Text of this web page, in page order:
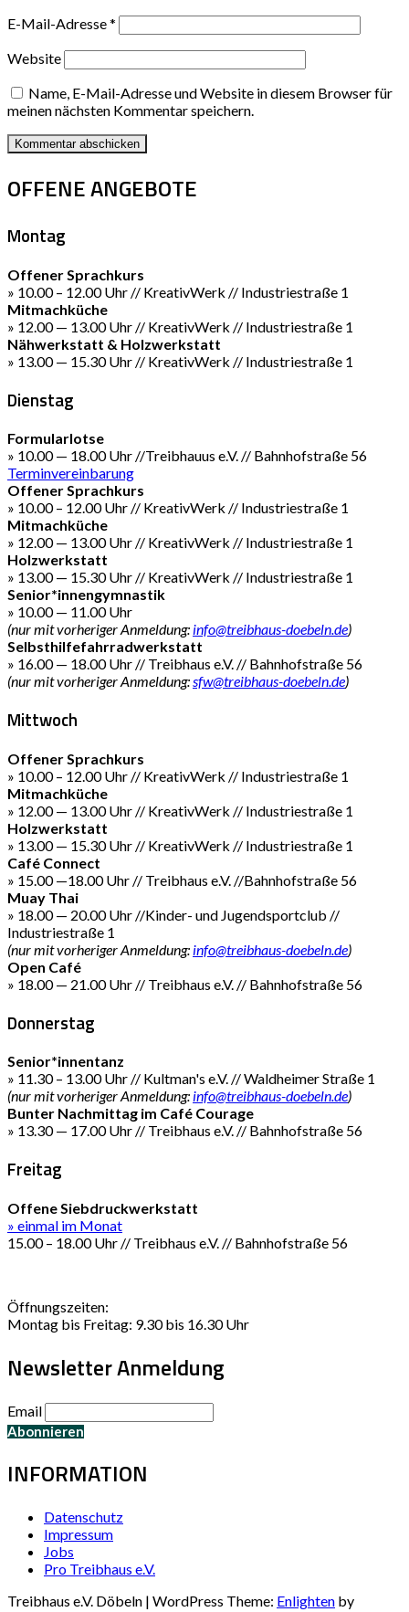
E-Mail-Adresse*
Website
Name, E-Mail-Adresse und Website in diesem Browser für
meinen nächsten Kommentar speichern.
OFFENE ANGEBOTE
Montag
Offener Sprachkurs
» 10.00 – 12.00 Uhr // KreativWerk // Industriestraße 1
Mitmachküche
» 12.00 — 13.00 Uhr // KreativWerk // Industriestraße 1
Nähwerkstatt & Holzwerkstatt
» 13.00 — 15.30 Uhr // KreativWerk // Industriestraße 1
Dienstag
Formularlotse
» 10.00 — 18.00 Uhr //Treibhauus e.V. // Bahnhofstraße 56
Terminvereinbarung
Offener Sprachkurs
» 10.00 – 12.00 Uhr // KreativWerk // Industriestraße 1
Mitmachküche
» 12.00 — 13.00 Uhr // KreativWerk // Industriestraße 1
Holzwerkstatt
» 13.00 — 15.30 Uhr // KreativWerk // Industriestraße 1
Senior*innengymnastik
» 10.00 — 11.00 Uhr
(nur mit vorheriger Anmeldung: info@treibhaus-doebeln.de)
Selbsthilfefahrradwerkstatt
» 16.00 — 18.00 Uhr // Treibhaus e.V. // Bahnhofstraße 56
(nur mit vorheriger Anmeldung:sfw@treibhaus-doebeln.de)
Mittwoch
Offener Sprachkurs
» 10.00 – 12.00 Uhr // KreativWerk // Industriestraße 1
Mitmachküche
» 12.00 — 13.00 Uhr // KreativWerk // Industriestraße 1
Holzwerkstatt
» 13.00 — 15.30 Uhr // KreativWerk // Industriestraße 1
Café Connect
» 15.00 —18.00 Uhr // Treibhaus e.V. //Bahnhofstraße 56
Muay Thai
» 18.00 — 20.00 Uhr //Kinder- und Jugendsportclub //
Industriestraße 1
(nur mit vorheriger Anmeldung: info@treibhaus-doebeln.de)
Open Café
» 18.00 — 21.00 Uhr // Treibhaus e.V. // Bahnhofstraße 56
Donnerstag
Senior*innentanz
» 11.30 – 13.00 Uhr // Kultman's e.V. // Waldheimer Straße 1
(nur mit vorheriger Anmeldung: info@treibhaus-doebeln.de)
Bunter Nachmittag im Café Courage
» 13.30 — 17.00 Uhr // Treibhaus e.V. // Bahnhofstraße 56
Freitag
Offene Siebdruckwerkstatt
» einmal im Monat
15.00 – 18.00 Uhr // Treibhaus e.V. // Bahnhofstraße 56
Öffnungszeiten:
Montag bis Freitag: 9.30 bis 16.30 Uhr
Newsletter Anmeldung
Email
INFORMATION
Datenschutz
Impressum
Jobs
Pro Treibhaus e.V.
Treibhaus e.V. Döbeln | WordPress Theme: Enlighten by